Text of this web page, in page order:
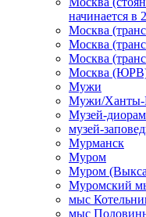
начинается в
Москва
Москва
Москва
Москва
Мужи
Мужи/
Музей-
музей-
Мурманск
Муром
Муром
Муромский
мыс
мыс